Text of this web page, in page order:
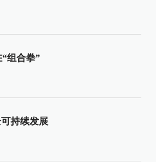
组合拳”
持续发展